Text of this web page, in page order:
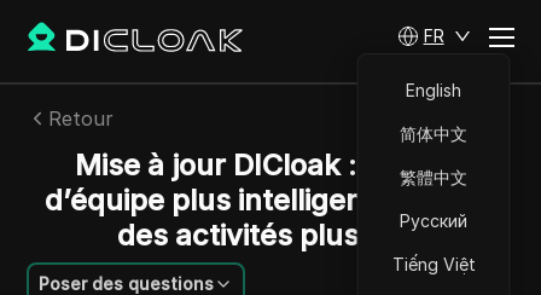
FR
English
简体中文
繁體中文
Русский
Tiếng Việt
Retour
Mise à jour DICloak : gestion
d’équipe plus intelligente et suivi
des activités plus clair
Poser des questions